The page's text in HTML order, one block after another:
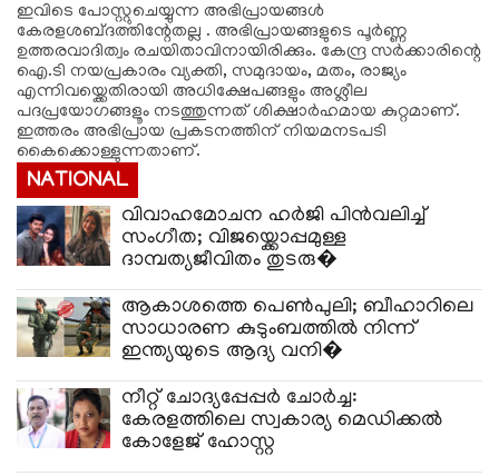
ഇവിടെ പോസ്റ്റുചെയ്യുന്ന അഭിപ്രായങ്ങള്‍
കേരളശബ്‌ദത്തിന്റേതല്ല . അഭിപ്രായങ്ങളുടെ പൂര്‍ണ്ണ
ഉത്തരവാദിത്വം രചയിതാവിനായിരിക്കും. കേന്ദ്ര സർക്കാരിന്റെ
ഐ.ടി നയപ്രകാരം വ്യക്തി, സമുദായം, മതം, രാജ്യം
എന്നിവയ്ക്കെതിരായി അധിക്ഷേപങ്ങളും അശ്ലീല
പദപ്രയോഗങ്ങളൂം നടത്തുന്നത് ശിക്ഷാര്‍ഹമായ കുറ്റമാണ്.
ഇത്തരം അഭിപ്രായ പ്രകടനത്തിന് നിയമനടപടി
കൈക്കൊള്ളുന്നതാണ്.
NATIONAL
വിവാഹമോചന ഹർജി പിൻവലിച്ച്
സംഗീത; വിജയ്ക്കൊപ്പമുള്ള
ദാമ്പത്യജീവിതം തുടരു�
ആകാശത്തെ പെൺപുലി; ബീഹാറിലെ
സാധാരണ കുടുംബത്തിൽ നിന്ന്
ഇന്ത്യയുടെ ആദ്യ വനി�
നീറ്റ് ചോദ്യപ്പേപ്പർ ചോർച്ച:
കേരളത്തിലെ സ്വകാര്യ മെഡിക്കൽ
കോളേജ് ഹോസ്റ്റ